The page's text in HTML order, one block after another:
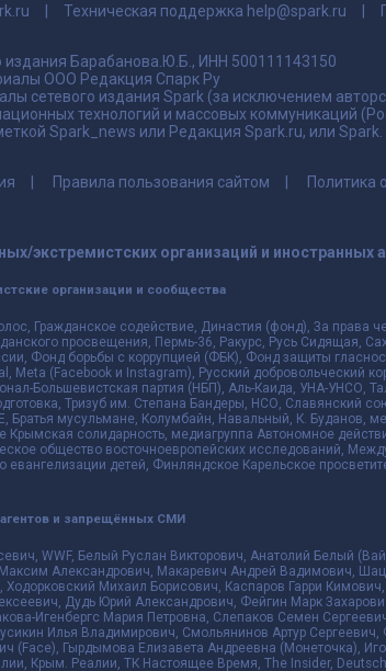
Техническая поддержка help@spark.ru
издания Барабанова.Ю.Б., ИНН 500111143150
ООО Редакция Спарк Ру
сетевого издания Spark (за исключением
технологий и массовых коммуникаций
Spark_news или Редакция Spark.ru, или Spark.
Правила пользования сайтом Политика
экстремистских организаций и иностранных
организации и сообщества
Гражданское содействие, Династия (фонд), За права
просвещения, Пермь-36, Ракурс, Русь Сидящая,
Фонд борьбы с коррупцией (ФБК), Фонд защиты
Meta (Facebook и Instagram), Русский добровольческий
Большевистская партия (НБП), Аль-Каида, УНА-УНСО,
Тризуб им. Степана Бандеры, НСО, Славянский
Братья мусульмане, Колумбайн, Навальный, К. Буданов,
солидарность, медиагруппа Автономное
общество восточноевропейских исследований,
детей, Финляндское Карельское
и запрещённых СМИ
WWF, Белый Руслан Викторович, Анатолий Белый
Александрович, Макаревич Андрей Вадимович,
Ходорковский Михаил Борисович, Каспаров Гарри
Дудь Юрий Александрович, Фейгин Марк
Игенбергс Мария Петровна, Слепаков Семен
Илья Владимирович, Смольянинов Артур
(Face), Гырдымова Елизавета Андреевна (Монеточка),
Крым. Реалии, ТК Настоящее Время, The Insider,